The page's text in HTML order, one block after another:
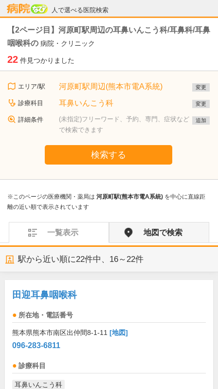
人で選べる医院検索
病院なび
【2ページ目】河原町駅周辺の耳鼻いんこう科/耳鼻科/耳鼻
咽喉科の 病院・クリニック
22 件見つかりました
エリア/駅 河原町駅周辺(熊本市電A系統) 変更
診療科目 耳鼻いんこう科 変更
詳細条件
(未指定)フリーワード、予約、専門、症状など
で検索できます
追加
検索する
※このページの医療機関・薬局は 河原町駅(熊本市電A系統) を中心に直線距
離の近い順で表示されています
一覧表示 地図で検索
駅から近い順に22件中、 16～22件
田迎耳鼻咽喉科
所在地・電話番号
熊本県熊本市南区出仲間8-1-11 [地図]
096-283-6811
診療科目
耳鼻いんこう科